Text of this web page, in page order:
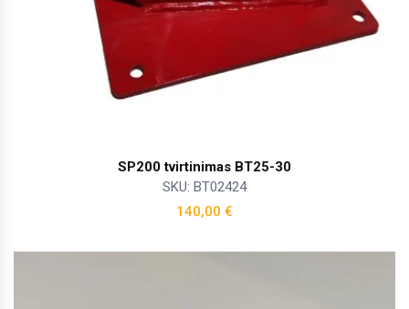
SP200 tvirtinimas BT25-30
SKU: BT02424
140,00 €